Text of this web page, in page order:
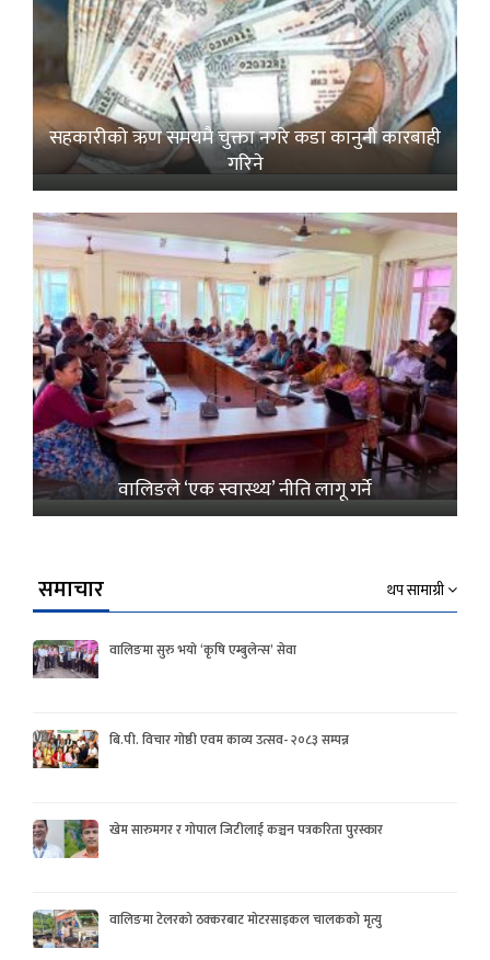
सहकारीको ऋण समयमै चुक्ता नगरे कडा कानुनी कारबाही
गरिने
वालिङले ‘एक स्वास्थ्य’ नीति लागू गर्ने
समाचार थप सामाग्री
वालिङमा सुरु भयो ‘कृषि एम्बुलेन्स’ सेवा
बि.पी. विचार गोष्ठी एवम काव्य उत्सव- २०८३ सम्पन्न
खेम सारुमगर र गोपाल जिटीलाई कञ्चन पत्रकरिता पुरस्कार
वालिङमा टेलरको ठक्करबाट मोटरसाइकल चालकको मृत्यु